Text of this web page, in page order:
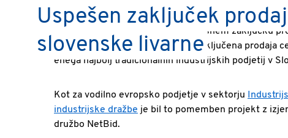
Uspešen zaključek
slovenske livarne
NetBid z veseljem obvešča o uspešnem zaključku
novembra 2025 je bila uspešno zaključena prodaja
enega najbolj tradicionalnih industrijskih podjetij v
Kot za vodilno evropsko podjetje v sektorju
industrijske dražbe je bil to pomemben projekt z
družbo NetBid.